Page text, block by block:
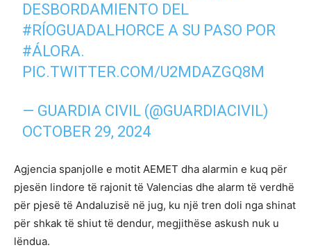
DESBORDAMIENTO DEL
#RÍOGUADALHORCE A SU PASO POR
#ÁLORA.
PIC.TWITTER.COM/U2MDAZGQ8M
— GUARDIA CIVIL (@GUARDIACIVIL)
OCTOBER 29, 2024
Agjencia spanjolle e motit AEMET dha alarmin e kuq për
pjesën lindore të rajonit të Valencias dhe alarm të verdhë
për pjesë të Andaluzisë në jug, ku një tren doli nga shinat
për shkak të shiut të dendur, megjithëse askush nuk u
lëndua.